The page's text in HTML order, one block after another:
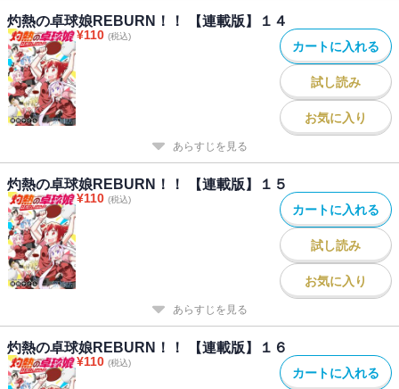
灼熱の卓球娘REBURN！！ 【連載版】１４
¥110 (税込)
カートに入れる
試し読み
お気に入り
あらすじを見る
灼熱の卓球娘REBURN！！ 【連載版】１５
¥110 (税込)
カートに入れる
試し読み
お気に入り
あらすじを見る
灼熱の卓球娘REBURN！！ 【連載版】１６
¥110 (税込)
カートに入れる